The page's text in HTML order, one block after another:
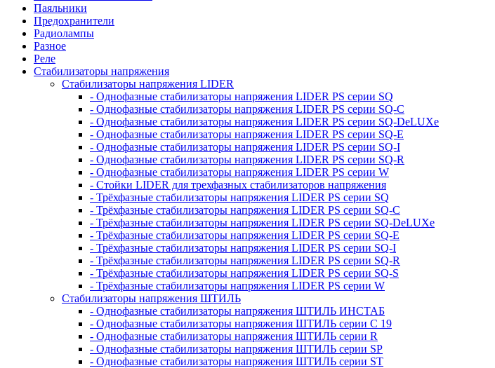
Паяльники
Предохранители
Радиолампы
Разное
Реле
Стабилизаторы напряжения
Стабилизаторы напряжения LIDER
- Однофазные стабилизаторы напряжения LIDER PS серии SQ
- Однофазные стабилизаторы напряжения LIDER PS серии SQ-C
- Однофазные стабилизаторы напряжения LIDER PS серии SQ-DeLUXe
- Однофазные стабилизаторы напряжения LIDER PS серии SQ-E
- Однофазные стабилизаторы напряжения LIDER PS серии SQ-I
- Однофазные стабилизаторы напряжения LIDER PS серии SQ-R
- Однофазные стабилизаторы напряжения LIDER PS серии W
- Стойки LIDER для трехфазных стабилизаторов напряжения
- Трёхфазные стабилизаторы напряжения LIDER PS серии SQ
- Трёхфазные стабилизаторы напряжения LIDER PS серии SQ-C
- Трёхфазные стабилизаторы напряжения LIDER PS серии SQ-DeLUXe
- Трёхфазные стабилизаторы напряжения LIDER PS серии SQ-E
- Трёхфазные стабилизаторы напряжения LIDER PS серии SQ-I
- Трёхфазные стабилизаторы напряжения LIDER PS серии SQ-R
- Трёхфазные стабилизаторы напряжения LIDER PS серии SQ-S
- Трёхфазные стабилизаторы напряжения LIDER PS серии W
Стабилизаторы напряжения ШТИЛЬ
- Однофазные стабилизаторы напряжения ШТИЛЬ ИНСТАБ
- Однофазные стабилизаторы напряжения ШТИЛЬ серии C 19
- Однофазные стабилизаторы напряжения ШТИЛЬ серии R
- Однофазные стабилизаторы напряжения ШТИЛЬ серии SP
- Однофазные стабилизаторы напряжения ШТИЛЬ серии ST